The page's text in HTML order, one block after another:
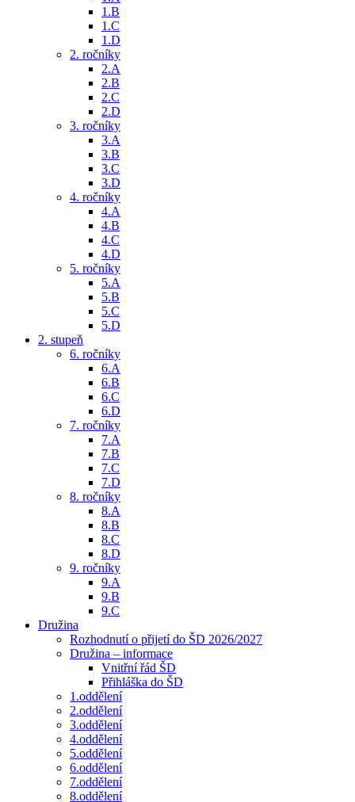
1.B
1.C
1.D
2. ročníky
2.A
2.B
2.C
2.D
3. ročníky
3.A
3.B
3.C
3.D
4. ročníky
4.A
4.B
4.C
4.D
5. ročníky
5.A
5.B
5.C
5.D
2. stupeň
6. ročníky
6.A
6.B
6.C
6.D
7. ročníky
7.A
7.B
7.C
7.D
8. ročníky
8.A
8.B
8.C
8.D
9. ročníky
9.A
9.B
9.C
Družina
Rozhodnutí o přijetí do ŠD 2026/2027
Družina – informace
Vnitřní řád ŠD
Přihláška do ŠD
1.oddělení
2.oddělení
3.oddělení
4.oddělení
5.oddělení
6.oddělení
7.oddělení
8.oddělení